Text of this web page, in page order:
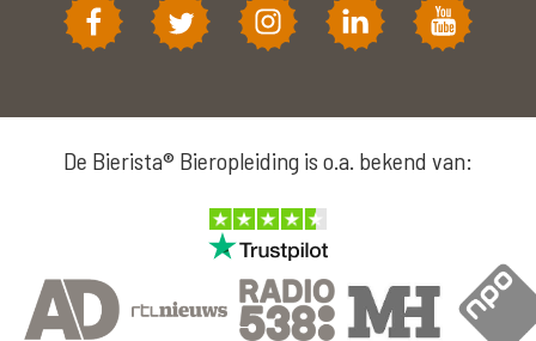
De Bierista® Bieropleiding is o.a. bekend van: